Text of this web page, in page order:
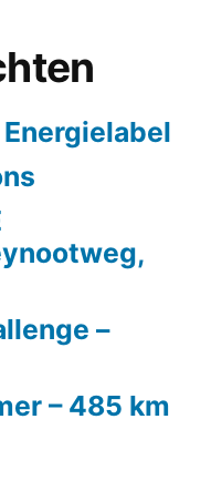
–
– 485 km